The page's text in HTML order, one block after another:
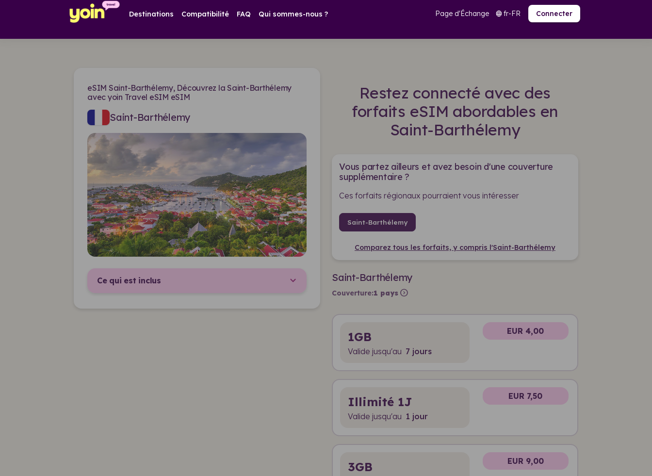
Destinations Compatibilité FAQ Qui sommes-nous ? Page d'Échange language fr-FR Connecter
eSIM Saint-Barthélemy, Découvrez la Saint-Barthélemy
avec yoin Travel eSIM eSIM
Saint-Barthélemy
Ce qui est inclus
Restez connecté avec des
forfaits eSIM abordables en
Saint-Barthélemy
Vous partez ailleurs et avez besoin d'une couverture
supplémentaire ?
Ces forfaits régionaux pourraient vous intéresser
Saint-Barthélemy
Comparez tous les forfaits, y compris l'Saint-Barthélemy
Saint-Barthélemy
Couverture:1 pays expand_circle_right
1GB
Valide jusqu'au 7 jours
EUR 4,00
Illimité 1J
Valide jusqu'au 1 jour
EUR 7,50
3GB EUR 9,00